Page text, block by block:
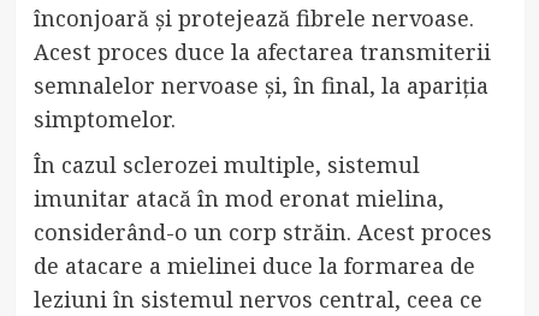
înconjoară și protejează fibrele nervoase.
Acest proces duce la afectarea transmiterii
semnalelor nervoase și, în final, la apariția
simptomelor.
În cazul sclerozei multiple, sistemul
imunitar atacă în mod eronat mielina,
considerând-o un corp străin. Acest proces
de atacare a mielinei duce la formarea de
leziuni în sistemul nervos central, ceea ce